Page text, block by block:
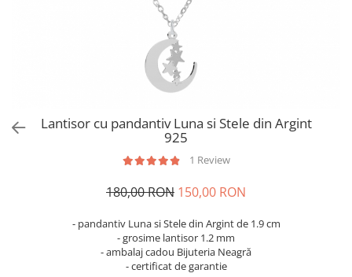
Coliere Transparente cu Cruce
Coliere Transparente cu Soare
Coliere Transparente cu Semilună
Coliere Transparente cu Zodii
Coliere Transparente cu Initiale
Coliere Transparente cu Flori
Coliere Transparente cu Molecule
Coliere Transparente Diverse
Brățări din Argint cu pietre
Lantisor cu pandantiv Luna si Stele din Argint
925
1 Review
180,00 RON 150,00 RON
- pandantiv Luna si Stele din Argint de 1.9 cm
- grosime lantisor 1.2 mm
- ambalaj cadou Bijuteria Neagră
- certificat de garantie